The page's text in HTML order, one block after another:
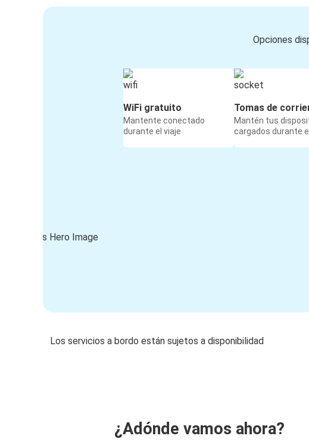
Opciones
WiFi gratuito
Mantente conectado
durante el viaje
Tomas de
Mantén tus
cargados durante
Los servicios a bordo están sujetos a disponibilidad
¿Adónde vamos ahora?